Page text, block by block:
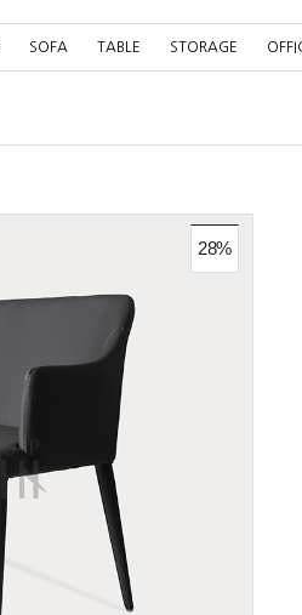
SOFA TABLE STORAGE
28%